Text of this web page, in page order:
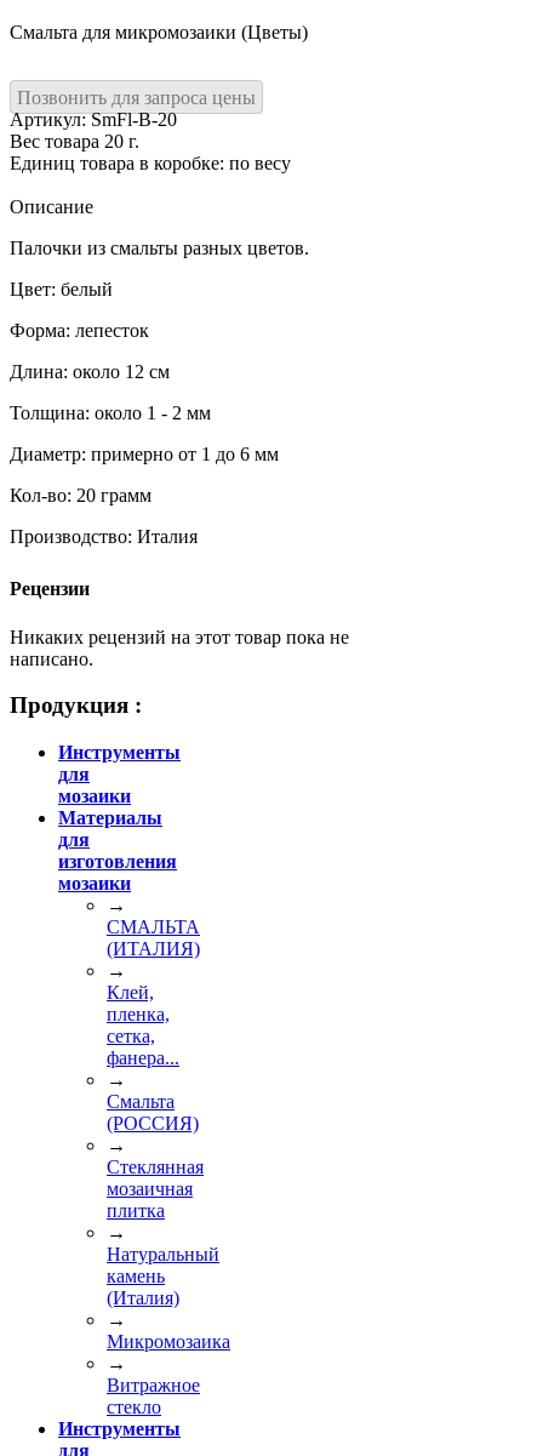
Смальта для микромозаики (Цветы)
Позвонить для запроса цены
Артикул: SmFl-B-20
Вес товара 20 г.
Единиц товара в коробке: по весу
Описание
Палочки из смальты разных цветов.
Цвет: белый
Форма: лепесток
Длина: около 12 см
Толщина: около 1 - 2 мм
Диаметр: примерно от 1 до 6 мм
Кол-во: 20 грамм
Производство: Италия
Рецензии
Никаких рецензий на этот товар пока не
написано.
Продукция :
Инструменты
для
мозаики
Материалы
для
изготовления
мозаики
→
СМАЛЬТА
(ИТАЛИЯ)
→
Клей,
пленка,
сетка,
фанера...
→
Смальта
(РОССИЯ)
→
Стеклянная
мозаичная
плитка
→
Натуральный
камень
(Италия)
→
Микромозаика
→
Витражное
стекло
Инструменты
для